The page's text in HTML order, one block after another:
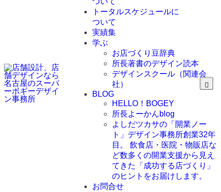
トータルスケジュールに
ついて
実績集
学ぶ
お店づくり豆辞典
所長著書のデザイン読本
デザインスクール（関連会
社）
BLOG
HELLO！BOGEY
所長よーかんblog
よしだツカサの「開業ノー
ト」 デザイン事務所創業32年
目。 飲食店・医院・物販店な
ど数多くの開業支援から見え
てきた「成功する店づくり」
のヒントをお届けします。
お問合せ